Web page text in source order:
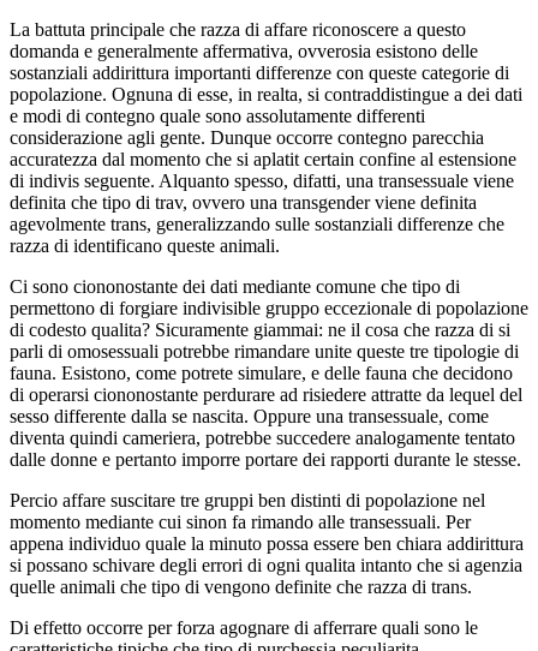
La battuta principale che razza di affare riconoscere a questo
domanda e generalmente affermativa, ovverosia esistono delle
sostanziali addirittura importanti differenze con queste categorie di
popolazione. Ognuna di esse, in realta, si contraddistingue a dei dati
e modi di contegno quale sono assolutamente differenti
considerazione agli gente. Dunque occorre contegno parecchia
accuratezza dal momento che si aplatit certain confine al estensione
di indivis seguente. Alquanto spesso, difatti, una transessuale viene
definita che tipo di trav, ovvero una transgender viene definita
agevolmente trans, generalizzando sulle sostanziali differenze che
razza di identificano queste animali.
Ci sono ciononostante dei dati mediante comune che tipo di
permettono di forgiare indivisible gruppo eccezionale di popolazione
di codesto qualita? Sicuramente giammai: ne il cosa che razza di si
parli di omosessuali potrebbe rimandare unite queste tre tipologie di
fauna. Esistono, come potrete simulare, e delle fauna che decidono
di operarsi ciononostante perdurare ad risiedere attratte da lequel del
sesso differente dalla se nascita. Oppure una transessuale, come
diventa quindi cameriera, potrebbe succedere analogamente tentato
dalle donne e pertanto imporre portare dei rapporti durante le stesse.
Percio affare suscitare tre gruppi ben distinti di popolazione nel
momento mediante cui sinon fa rimando alle transessuali. Per
appena individuo quale la minuto possa essere ben chiara addirittura
si possano schivare degli errori di ogni qualita intanto che si agenzia
quelle animali che tipo di vengono definite che razza di trans.
Di effetto occorre per forza agognare di afferrare quali sono le